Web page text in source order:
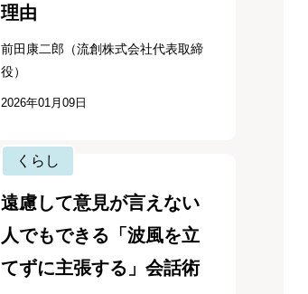
理由
前田康二郎（流創株式会社代表取締
役）
2026年01月09日
くらし
遠慮して意見が言えない
人でもできる「波風を立
てずに主張する」会話術